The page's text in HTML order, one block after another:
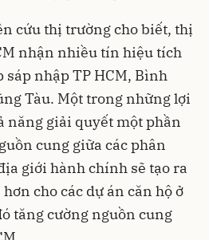
cứu thị trường cho biết, thị
nhận nhiều tín hiệu tích
nhập TP HCM, Bình
Tàu. Một trong những lợi
năng giải quyết một phần
cung giữa các phân
giới hành chính sẽ tạo ra
cho các dự án căn hộ ở
tăng cường nguồn cung